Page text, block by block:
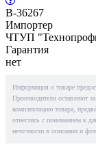
B-36267
Импортер
ЧТУП
Гарантия
нет
Информация о товаре
Производители оставляют
комплектацию товара,
отнестись с пониманием к
неточности в описании и